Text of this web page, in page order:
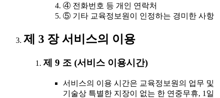
④ 전화번호 등 개인 연락처
⑤ 기타 교육정보원이 인정하는 경미한 사항
제 3 장 서비스의 이용
제 9 조 (서비스 이용시간)
서비스의 이용 시간은 교육정보원의 업무 및
기술상 특별한 지장이 없는 한 연중무휴, 1일